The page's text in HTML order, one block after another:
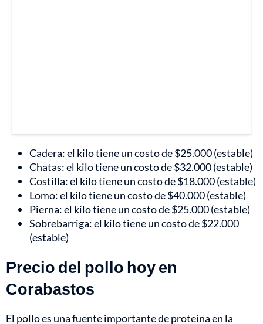
Cadera: el kilo tiene un costo de $25.000 (estable)
Chatas: el kilo tiene un costo de $32.000 (estable)
Costilla: el kilo tiene un costo de $18.000 (estable)
Lomo: el kilo tiene un costo de $40.000 (estable)
Pierna: el kilo tiene un costo de $25.000 (estable)
Sobrebarriga: el kilo tiene un costo de $22.000
(estable)
Precio del pollo hoy en
Corabastos
El pollo es una fuente importante de proteína en la